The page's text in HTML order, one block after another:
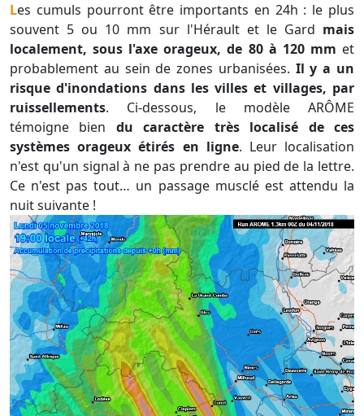
Les cumuls pourront être importants en 24h : le plus
souvent 5 ou 10 mm sur l'Hérault et le Gard mais
localement, sous l'axe orageux, de 80 à 120 mm et
probablement au sein de zones urbanisées. Il y a un
risque d'inondations dans les villes et villages, par
ruissellements. Ci-dessous, le modèle ARÔME
témoigne bien du caractère très localisé de ces
systèmes orageux étirés en ligne. Leur localisation
n'est qu'un signal à ne pas prendre au pied de la lettre.
Ce n'est pas tout… un passage musclé est attendu la
nuit suivante !